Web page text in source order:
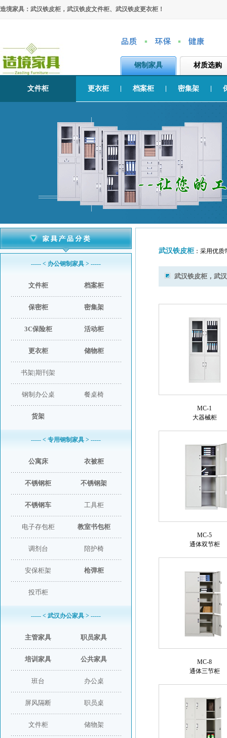
造境家具：武汉铁皮柜，武汉铁皮文件柜、武汉铁皮更衣柜！
钢制家具 材质选购
文件柜 更衣柜 档案柜 密集架
----- < 办公钢制家具 > -----
文件柜 档案柜
保密柜 密集架
3C保险柜 活动柜
更衣柜 储物柜
书架|期刊架
钢制办公桌 餐桌椅
货架
----- < 专用钢制家具 > -----
公寓床 衣被柜
不锈钢柜 不锈钢架
不锈钢车 工具柜
电子存包柜 教室书包柜
调剂台 陪护椅
安保柜架 枪弹柜
投币柜
----- < 武汉办公家具 > -----
主管家具 职员家具
培训家具 公共家具
班台 办公桌
屏风隔断 职员桌
文件柜 储物架
武汉铁皮柜：采用优质
武汉铁皮柜，武
MC-1
大器械柜
MC-5
通体双节柜
MC-8
通体三节柜